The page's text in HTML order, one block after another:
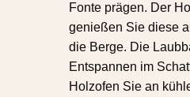
Fonte prägen. Der
genießen Sie diese
die Berge. Die
Entspannen im
Holzofen Sie an